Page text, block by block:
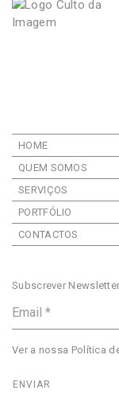
HOME
QUEM SOMOS
SERVIÇOS
PORTFÓLIO
CONTACTOS
Subscrever Newsletter
Ver a nossa Política